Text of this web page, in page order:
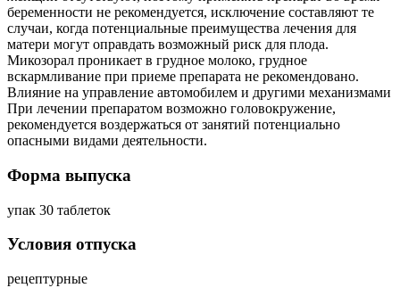
беременности не рекомендуется, исключение составляют те
случаи, когда потенциальные преимущества лечения для
матери могут оправдать возможный риск для плода.
Микозорал проникает в грудное молоко, грудное
вскармливание при приеме препарата не рекомендовано.
Влияние на управление автомобилем и другими механизмами
При лечении препаратом возможно головокружение,
рекомендуется воздержаться от занятий потенциально
опасными видами деятельности.
Форма выпуска
упак 30 таблеток
Условия отпуска
рецептурные